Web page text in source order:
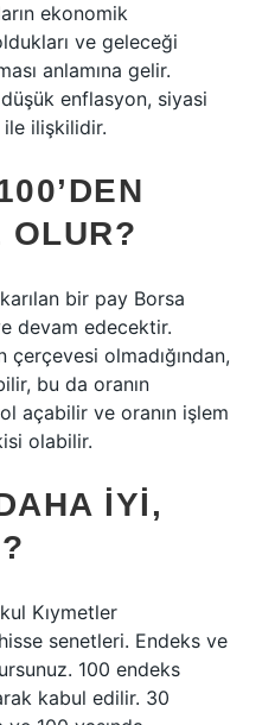
ekonomik
ve geleceği
anlamına gelir.
enflasyon, siyasi
ilişkilidir.
OLUR?
bir pay Borsa
devam edecektir.
olmadığından,
bu da oranın
açabilir ve oranın işlem
olabilir.
IYI,
Kıymetler
senetleri. Endeks ve
100 endeks
kabul edilir. 30